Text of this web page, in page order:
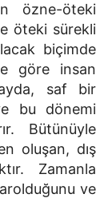
özne-öteki
öteki sürekli
biçimde
göre insan
saf bir
bu dönemi
Bütünüyle
oluşan, dış
Zamanla
ve